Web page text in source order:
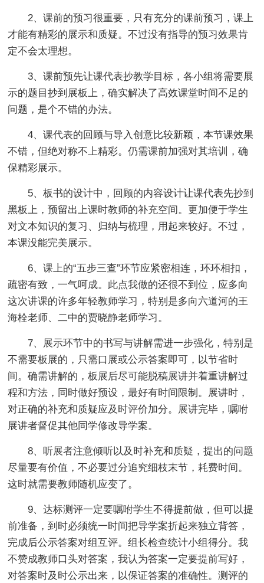
2、课前的预习很重要，只有充分的课前预习，课上
才能有精彩的展示和质疑。不过没有指导的预习效果肯
定不会太理想。
3、课前预先让课代表抄教学目标，各小组将需要展
示的题目抄到展板上，确实解决了高效课堂时间不足的
问题，是个不错的办法。
4、课代表的回顾与导入创意比较新颖，本节课效果
不错，但绝对称不上精彩。仍需课前加强对其培训，确
保精彩展示。
5、板书的设计中，回顾的内容设计让课代表先抄到
黑板上，预留出上课时教师的补充空间。更加便于学生
对文本知识的复习、归纳与梳理，用起来较好。不过，
本课没能完美展示。
6、课上的“五步三查”环节应紧密相连，环环相扣，
疏密有致，一气呵成。此点我做的还很不到位，应多向
这次讲课的许多年轻教师学习，特别是多向六道河的王
海栓老师、二中的贾晓静老师学习。
7、展示环节中的书写与讲解需进一步强化，特别是
不需要板展的，只需口展或公示答案即可，以节省时
间。确需讲解的，板展后尽可能脱稿展讲并着重讲解过
程和方法，同时做好预设，最好有时间限制。展讲时，
对正确的补充和质疑应及时评价加分。展讲完毕，嘱咐
展讲者督促其他同学修改导学案。
8、听展者注意倾听以及时补充和质疑，提出的问题
尽量要有价值，不必要过分追究细枝末节，耗费时间。
这时就需要教师随机应变了。
9、达标测评一定要嘱咐学生不得提前做，但可以提
前准备，到时必须统一时间把导学案折起来独立背答，
完成后公示答案对组互评。组长检查统计小组得分。我
不赞成教师口头对答案，我认为答案一定要提前写好，
对答案时及时公示出来，以保证答案的准确性。测评的